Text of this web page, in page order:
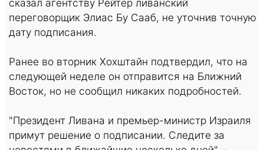
переговорщик Элиас Бу Сааб, не уточнив точную
дату подписания.
Ранее во вторник Хохштайн подтвердил, что на
следующей неделе он отправится на Ближний
Восток, но не сообщил никаких подробностей.
"Президент Ливана и премьер-министр Израиля
примут решение о подписании. Следите за